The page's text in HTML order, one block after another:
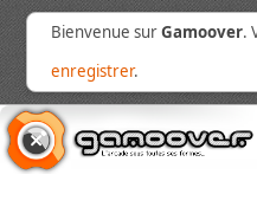
Bienvenue surGamoover.
enregistrer.